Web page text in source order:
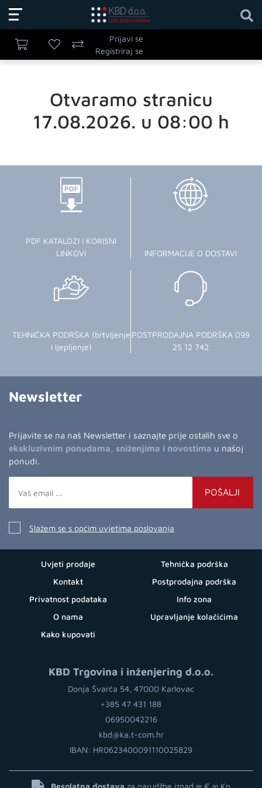
Prijavi se
Registriraj se
Otvaramo stranicu
17.08.2026. u 08:00 h
PDF KATALOZI I KORISNI
LINKOVI
INFORMACIJE O DOSTAVI
TEHNIČKA PODRŠKA (brtvljenje
i ljepljenje)
POSTPRODAJNA PODRŠKA 099
25 12 742
Newsletter
Prijavite se na naš Newsletter i saznajte prije ostalih sve o
ekskluzivnim ponudama, sniženjima i novostima u našoj
ponudi.
POŠALJI
Slažem se s općim uvjetima poslovanja
Uvjeti prodaje
Kontakt
Privatnost podataka
O nama
Kako kupovati
Tehnička podrška
Postprodajna podrška
Info zona
Upravljanje kolačićima
KBD Trgovina i inženjering d.o.o.
Donja Švarča 54, 47000 Karlovac
+385 47 431 188
06950042216
kbd@ka.t-com.hr
IBAN: HR0623400091110025829
Besplatna dostava za narudžbe iznad ∞ € ∞ Kn